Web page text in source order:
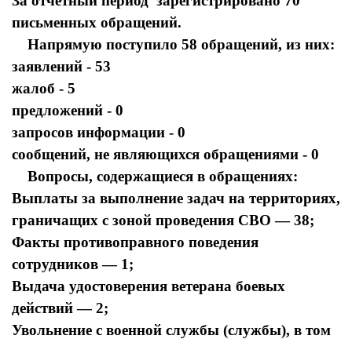
письменных обращений.
Напрямую поступило 58 обращений, из них:
заявлений - 53
жалоб - 5
предложений - 0
запросов информации - 0
сообщений, не являющихся обращениями - 0
Вопросы, содержащиеся в обращениях:
Выплаты за выполнение задач на территориях,
граничащих с зоной проведения СВО — 38;
Факты противоправного поведения
сотрудников — 1;
Выдача удостоверения ветерана боевых
действий — 2;
Увольнение с военной службы (службы), в том